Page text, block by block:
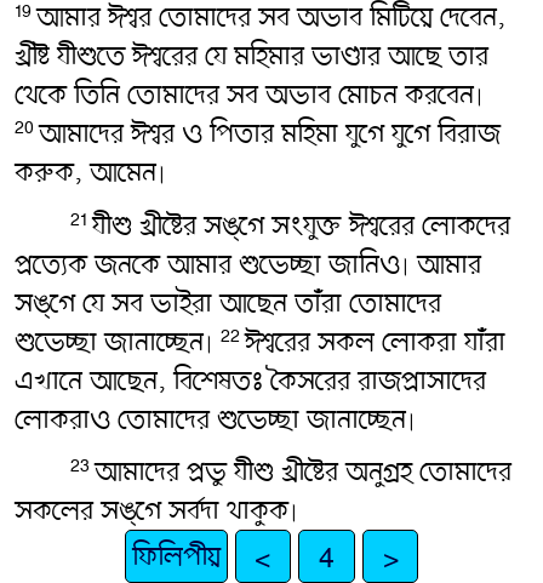
19আমার ঈশ্বর তোমাদের সব অভাব মিটিয়ে দেবেন,
খ্রীষ্ট যীশুতে ঈশ্বরের যে মহিমার ভাণ্ডার আছে তার
থেকে তিনি তোমাদের সব অভাব মোচন করবেন৷
20আমাদের ঈশ্বর ও পিতার মহিমা যুগে যুগে বিরাজ
করুক, আমেন৷
21যীশু খ্রীষ্টের সঙ্গে সংযুক্ত ঈশ্বরের লোকদের
প্রত্যেক জনকে আমার শুভেচ্ছা জানিও৷ আমার
সঙ্গে যে সব ভাইরা আছেন তাঁরা তোমাদের
শুভেচ্ছা জানাচ্ছেন৷ 22ঈশ্বরের সকল লোকরা যাঁরা
এখানে আছেন, বিশেষতঃ কৈসরের রাজপ্রাসাদের
লোকরাও তোমাদের শুভেচ্ছা জানাচ্ছেন৷
23আমাদের প্রভু যীশু খ্রীষ্টের অনুগ্রহ তোমাদের
সকলের সঙ্গে সর্বদা থাকুক৷
ফিলিপীয়
< 4 >